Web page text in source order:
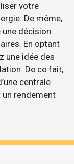
votre
De même,
décision
En optant
une idée des
De ce fait,
centrale
rendement